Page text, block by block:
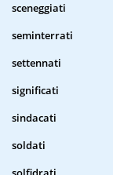
sceneggiati
seminterrati
settennati
significati
sindacati
soldati